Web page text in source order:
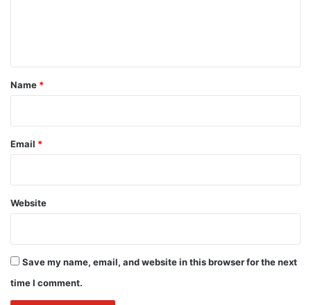
*
Name *
Email *
Website
Save my name, email, and website in this browser for the next
time I comment.